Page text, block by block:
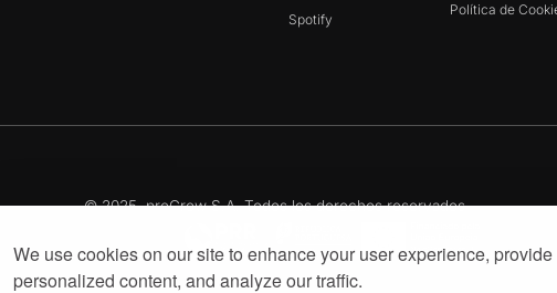
We use cookies on our site to enhance your user experience, provide
personalized content, and analyze our traffic.
Spotify
Política de
© 2025, proGrow S.A. Todos los derechos reservados
R3